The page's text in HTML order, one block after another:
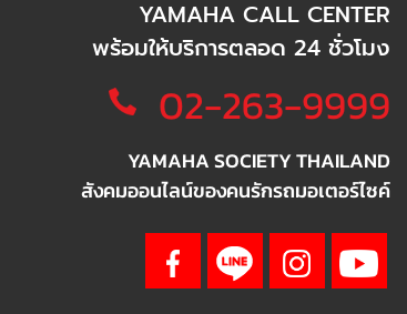
YAMAHA CALL CENTER
พร้อมให้บริการตลอด 24 ชั่วโมง
02-263-9999
YAMAHA SOCIETY THAILAND
สังคมออนไลน์ของคนรักรถมอเตอร์ไซค์